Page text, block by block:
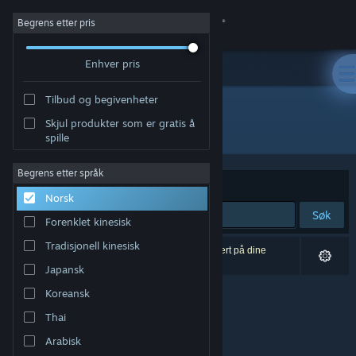
Logg inn
Om
Kundestøtte
Bytt språk
Skaff deg Steam-appen på mobil
Vis skrivebordsversjon
Begrens etter pris
Enhver pris
Tilbud og begivenheter
Skjul produkter som er gratis å
spille
Begrens etter språk
Norsk
Forenklet kinesisk
Tradisjonell kinesisk
Japansk
Koreansk
Thai
Arabisk
Utvikler: Alphaquest Games
Sorter etter Relevans
Søk
0 treff på søket. 2 produkter er blitt utelukket basert på dine
innstillinger.